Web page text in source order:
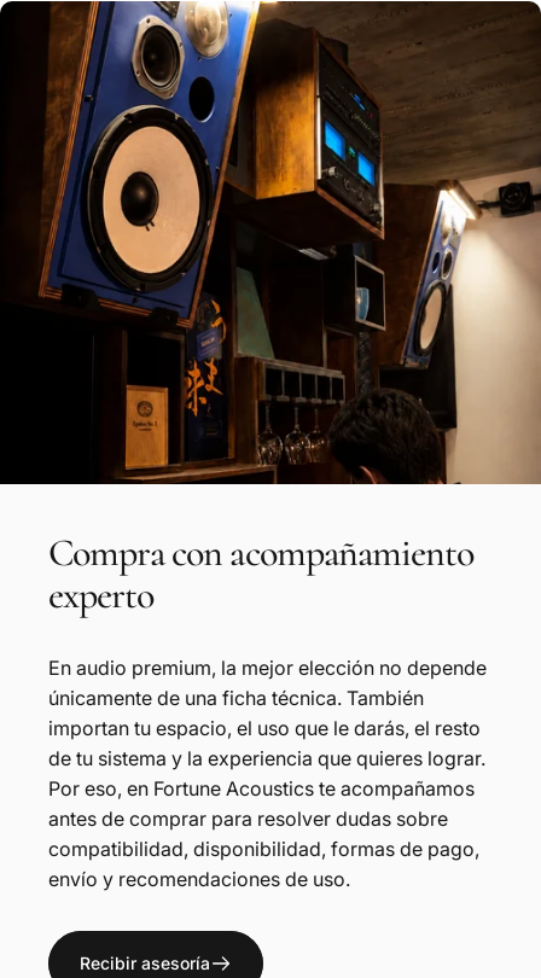
Compraconacompañamiento
experto
En audio premium, la mejor elección no depende
únicamente de una ficha técnica. También
importan tu espacio, el uso que le darás, el resto
de tu sistema y la experiencia que quieres lograr.
Por eso, en Fortune Acoustics te acompañamos
antes de comprar para resolver dudas sobre
compatibilidad, disponibilidad, formas de pago,
envío y recomendaciones de uso.
Recibir asesoría